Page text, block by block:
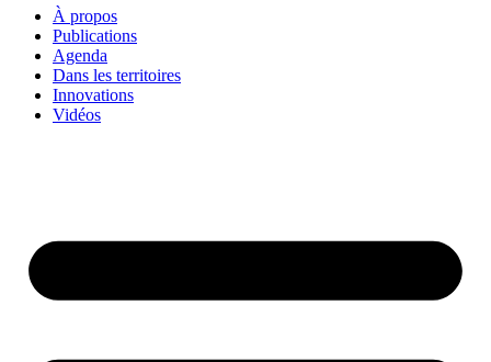
À propos
Publications
Agenda
Dans les territoires
Innovations
Vidéos